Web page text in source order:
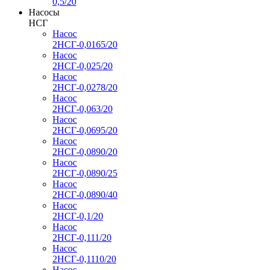
Насосы
НСГ
Насос
2НСГ-0,0165/20
Насос
2НСГ-0,025/20
Насос
2НСГ-0,0278/20
Насос
2НСГ-0,063/20
Насос
2НСГ-0,0695/20
Насос
2НСГ-0,0890/20
Насос
2НСГ-0,0890/25
Насос
2НСГ-0,0890/40
Насос
2НСГ-0,1/20
Насос
2НСГ-0,111/20
Насос
2НСГ-0,1110/20